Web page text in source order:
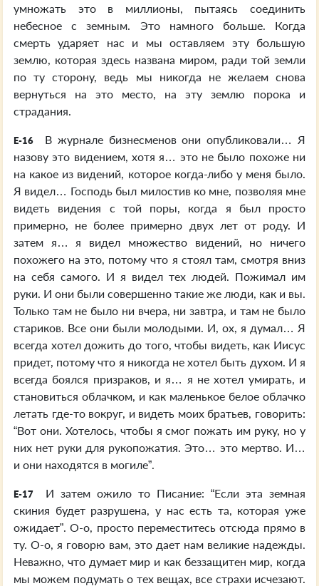
умножать это в миллионы, пытаясь соединить
небесное с земным. Это намного больше. Когда
смерть ударяет нас и мы оставляем эту большую
землю, которая здесь названа миром, ради той земли
по ту сторону, ведь мы никогда не желаем снова
вернуться на это место, на эту землю порока и
страдания.
E-16
В журнале бизнесменов они опубликовали… Я
назову это видением, хотя я… это не было похоже ни
на какое из видений, которое когда-либо у меня было.
Я видел… Господь был милостив ко мне, позволяя мне
видеть видения с той поры, когда я был просто
примерно, не более примерно двух лет от роду. И
затем я… я видел множество видений, но ничего
похожего на это, потому что я стоял там, смотря вниз
на себя самого. И я видел тех людей. Пожимал им
руки. И они были совершенно такие же люди, как и вы.
Только там не было ни вчера, ни завтра, и там не было
стариков. Все они были молодыми. И, ох, я думал… Я
всегда хотел дожить до того, чтобы видеть, как Иисус
придет, потому что я никогда не хотел быть духом. И я
всегда боялся призраков, и я… я не хотел умирать, и
становиться облачком, и как маленькое белое облачко
летать где-то вокруг, и видеть моих братьев, говорить:
“Вот они. Хотелось, чтобы я смог пожать им руку, но у
них нет руки для рукопожатия. Это… это мертво. И…
и они находятся в могиле”.
E-17
И затем ожило то Писание: “Если эта земная
скиния будет разрушена, у нас есть та, которая уже
ожидает”. О-о, просто переместитесь отсюда прямо в
ту. О-о, я говорю вам, это дает нам великие надежды.
Неважно, что думает мир и как беззащитен мир, когда
мы можем подумать о тех вещах, все страхи исчезают.